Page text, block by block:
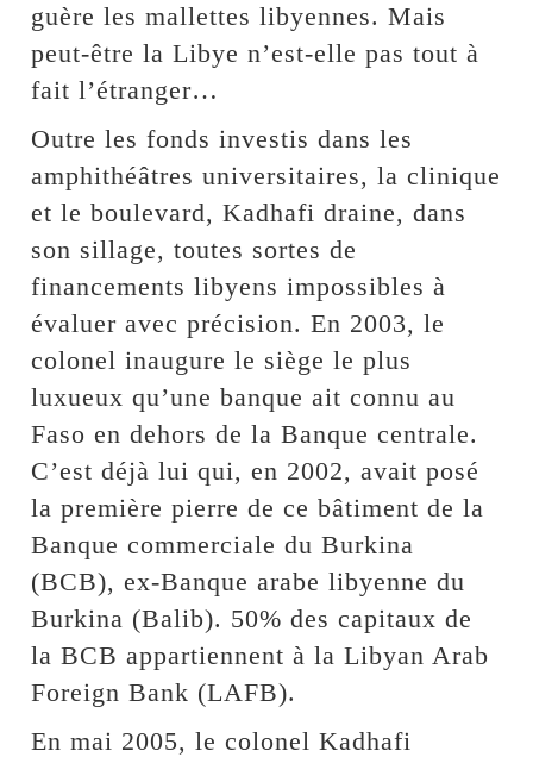
guère les mallettes libyennes. Mais
peut-être la Libye n’est-elle pas tout à
fait l’étranger…
Outre les fonds investis dans les
amphithéâtres universitaires, la clinique
et le boulevard, Kadhafi draine, dans
son sillage, toutes sortes de
financements libyens impossibles à
évaluer avec précision. En 2003, le
colonel inaugure le siège le plus
luxueux qu’une banque ait connu au
Faso en dehors de la Banque centrale.
C’est déjà lui qui, en 2002, avait posé
la première pierre de ce bâtiment de la
Banque commerciale du Burkina
(BCB), ex-Banque arabe libyenne du
Burkina (Balib). 50% des capitaux de
la BCB appartiennent à la Libyan Arab
Foreign Bank (LAFB).
En mai 2005, le colonel Kadhafi